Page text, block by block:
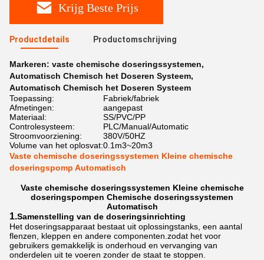
Krijg Beste Prijs
Productdetails Productomschrijving
Markeren: vaste chemische doseringssystemen,
Automatisch Chemisch het Doseren Systeem,
Automatisch Chemisch het Doseren Systeem
Toepassing:
Fabriek/fabriek
Afmetingen:
aangepast
Materiaal:
SS/PVC/PP
Controlesysteem:
PLC/Manual/Automatic
Stroomvoorziening:
380V/50HZ
Volume van het oplosvat:0.1m3~20m3
Vaste chemische doseringssystemen Kleine chemische
doseringspomp Automatisch
Vaste chemische doseringssystemen Kleine chemische
doseringspompen Chemische doseringssystemen
Automatisch
1.Samenstelling van de doseringsinrichting
Het doseringsapparaat bestaat uit oplossingstanks, een aantal
flenzen, kleppen en andere componenten.zodat het voor
gebruikers gemakkelijk is onderhoud en vervanging van
onderdelen uit te voeren zonder de staat te stoppen.